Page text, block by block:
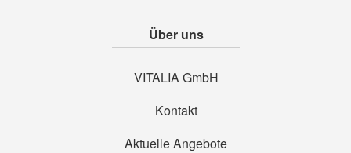
Über uns
VITALIA GmbH
Kontakt
Aktuelle Angebote